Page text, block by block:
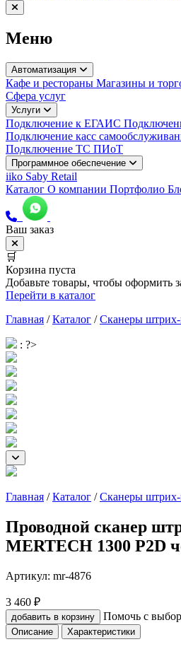
Меню
Автоматизация
Кафе и рестораны Магазины и
Сфера услуг
Услуги
Подключение к ЕГАИС
Подключение касс
Подключение ТС ПИоТ
Программное обеспечение
iiko Saby Retail
Каталог О компании Портфолио
Ваш заказ
🛒
Корзина пуста
Добавьте товары, чтобы оформить
Перейти в каталог
Главная /Каталог /Сканеры штрих-
: ?>
Главная /Каталог /Сканеры штрих-
Проводной сканер
MERTECH 1300 P2D
Артикул: mr-4876
3 460 ₽
добавить в корзину Помочь с
Описание Характеристики